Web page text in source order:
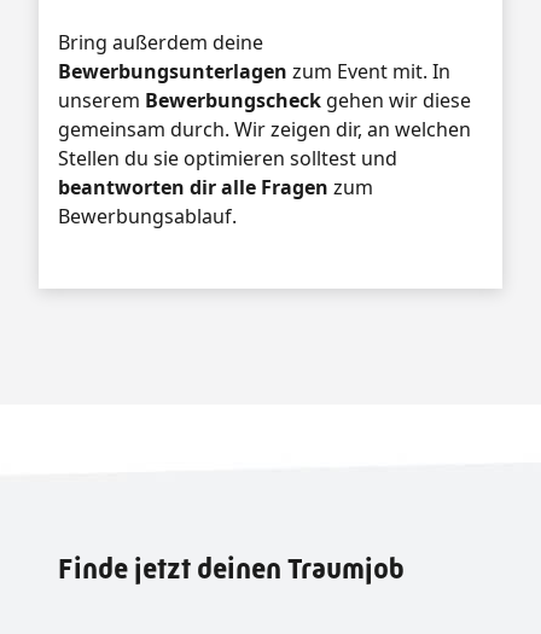
Bring außerdem deine
Bewerbungsunterlagen zum Event mit. In
unserem Bewerbungscheck gehen wir diese
gemeinsam durch. Wir zeigen dir, an welchen
Stellen du sie optimieren solltest und
beantworten dir alle Fragen zum
Bewerbungsablauf.
Finde jetzt deinen Traumjob